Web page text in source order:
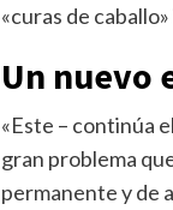
«curas de
Un nuevo
«Este – continúa
gran problema
permanente y de